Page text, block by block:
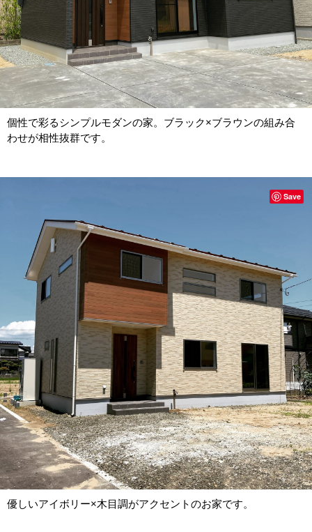
個性で彩るシンプルモダンの家。ブラック×ブラウンの組み合
わせが相性抜群です。
優しいアイボリー×木目調がアクセントのお家です。
Save